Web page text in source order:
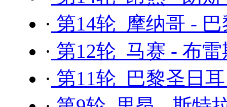
· 第14轮 摩纳哥 -
· 第12轮 马赛 - 布
· 第11轮 巴黎圣日